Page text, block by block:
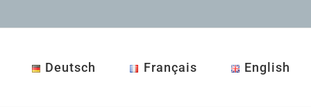
Deutsch Français English